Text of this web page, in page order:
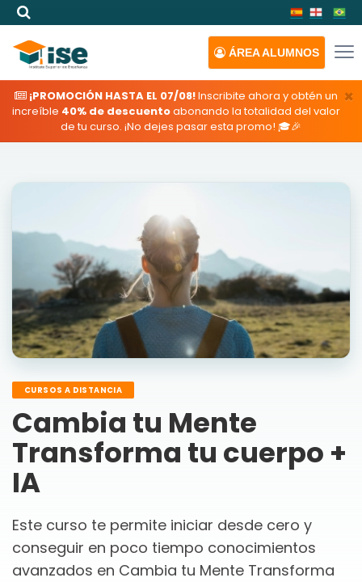
ÁREAALUMNOS
×
¡PROMOCIÓN HASTA EL 07/08!Inscribite ahora y obtén un
increíble 40% de descuentoabonando la totalidad del valor
de tu curso. ¡No dejes pasar esta promo! 🎓🎉
CURSOS A DISTANCIA
Cambia tu Mente
Transforma tu cuerpo +
IA
Este curso te permite iniciar desde cero y
conseguir en poco tiempo conocimientos
avanzados en Cambia tu Mente Transforma